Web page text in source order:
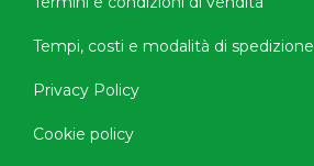
Tempi, costi e modalità di spedizione
Privacy Policy
Cookie policy